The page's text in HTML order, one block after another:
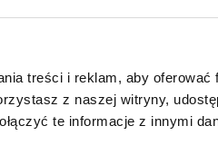
treści i reklam, aby oferować
z naszej witryny,
te informacje z innymi